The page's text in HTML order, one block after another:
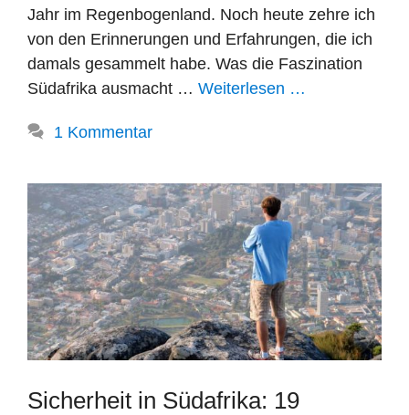
Jahr im Regenbogenland. Noch heute zehre ich
von den Erinnerungen und Erfahrungen, die ich
damals gesammelt habe. Was die Faszination
Südafrika ausmacht … Weiterlesen …
1 Kommentar
Sicherheit in Südafrika: 19